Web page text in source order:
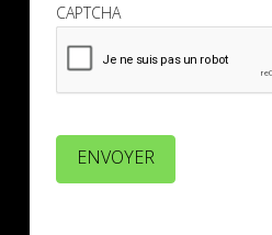
CAPTCHA
ENVOYER